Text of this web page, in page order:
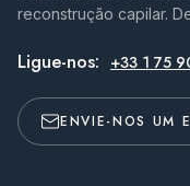
reconstrução capilar.
Ligue-nos: +33 1 75
ENVIE-NOS UM